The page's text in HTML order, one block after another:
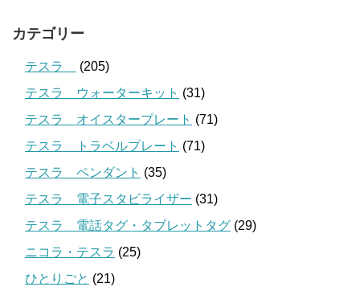
カテゴリー
テスラ
(205)
テスラ ウォーターキット (31)
テスラ オイスタープレート (71)
テスラ トラベルプレート (71)
テスラ ペンダント (35)
テスラ 電子スタビライザー (31)
テスラ 電話タグ・タブレットタグ (29)
ニコラ・テスラ (25)
ひとりごと (21)